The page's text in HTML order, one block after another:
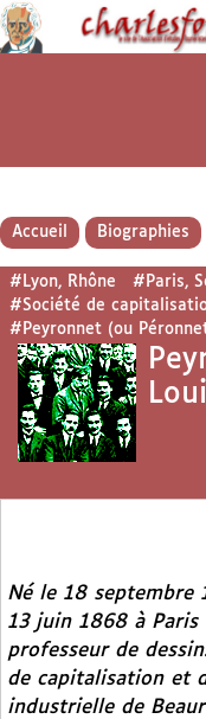
Accueil Biographies
#Lyon, Rhône #Paris,
#Société de
#Peyronnet (ou
Né le 18 septembre
13 juin 1868 à Paris
professeur de
de capitalisation et
industrielle de